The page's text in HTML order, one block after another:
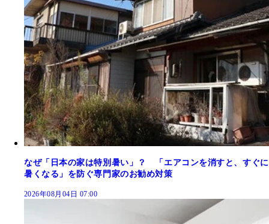
なぜ「日本の家は特別暑い」？ 「エアコンを消すと、すぐに
暑くなる」を防ぐ専門家のお勧め対策
2026年08月04日 07:00